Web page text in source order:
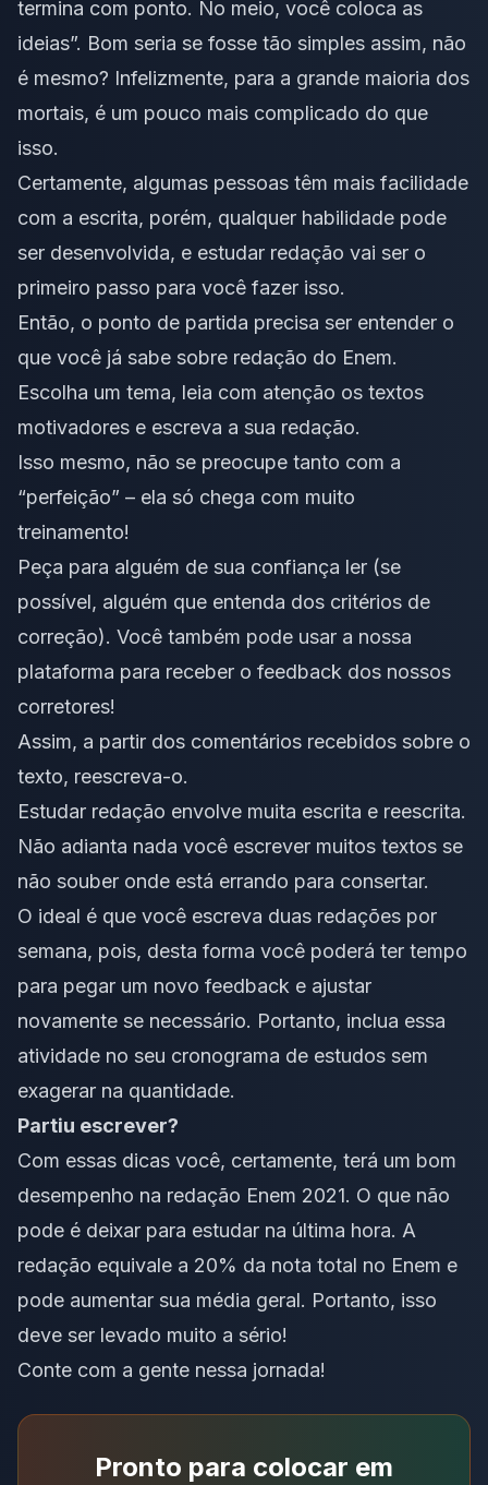
termina com ponto. No meio, você coloca as
ideias”. Bom seria se fosse tão simples assim, não
é mesmo? Infelizmente, para a grande maioria dos
mortais, é um pouco mais complicado do que
isso.
Certamente, algumas pessoas têm mais facilidade
com a escrita, porém, qualquer habilidade pode
ser desenvolvida, e estudar redação vai ser o
primeiro passo para você fazer isso.
Então, o ponto de partida precisa ser entender o
que você já sabe sobre redação do Enem.
Escolha um tema, leia com atenção os textos
motivadores e escreva a sua redação.
Isso mesmo, não se preocupe tanto com a
“perfeição” – ela só chega com muito
treinamento!
Peça para alguém de sua confiança ler (se
possível, alguém que entenda dos critérios de
correção). Você também pode usar a nossa
plataforma para receber o feedback dos nossos
corretores!
Assim, a partir dos comentários recebidos sobre o
texto, reescreva-o.
Estudar redação envolve muita escrita e reescrita.
Não adianta nada você escrever muitos textos se
não souber onde está errando para consertar.
O ideal é que você escreva duas redações por
semana, pois, desta forma você poderá ter tempo
para pegar um novo feedback e ajustar
novamente se necessário. Portanto, inclua essa
atividade no seu cronograma de estudos sem
exagerar na quantidade.
Partiu escrever?
Com essas dicas você, certamente, terá um bom
desempenho na redação Enem 2021. O que não
pode é deixar para estudar na última hora. A
redação equivale a 20% da nota total no Enem e
pode aumentar sua média geral. Portanto, isso
deve ser levado muito a sério!
Conte com a gente nessa jornada!
Pronto para colocar em